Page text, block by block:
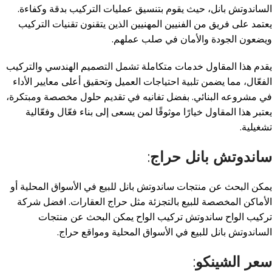
الساندوتش بانل، حيث يقوم بتنسيق عمليات التركيب بدقة وكفاءة.
يعتمد على فريق من الفنيين المهنيين الذين يتقنون تقنيات التركيب
ويضعون الجودة والأمان في صلب عملهم.
يقدم هذا المقاول خدمات متكاملة تشمل التصميم الهندسي والتركيب
الفعّال، مما يضمن تلبية احتياجات العميل وتحقيق أعلى معايير الأداء
في مشروعه البنائي. بفضل تفانيه في تقديم حلول مخصصة ومبتكرة،
يعتبر هذا المقاول خيارًا موثوقًا لمن يسعى إلى بناء فعّال وفعّالية
تشغيلية.
ساندوتش بانل حراج:
يمكن البحث عن منتجات ساندوتش بانل للبيع في الأسواق المحلية أو
الأماكن المخصصة للبيع بالتجزئة مثل حراج العقارات. افضل شركة
تركيب الواح ساندوتش تركيب الواح يمكن البحث عن منتجات
الساندوتش بانل للبيع في الأسواق المحلية ومواقع حراج.
سعر الشينكو: